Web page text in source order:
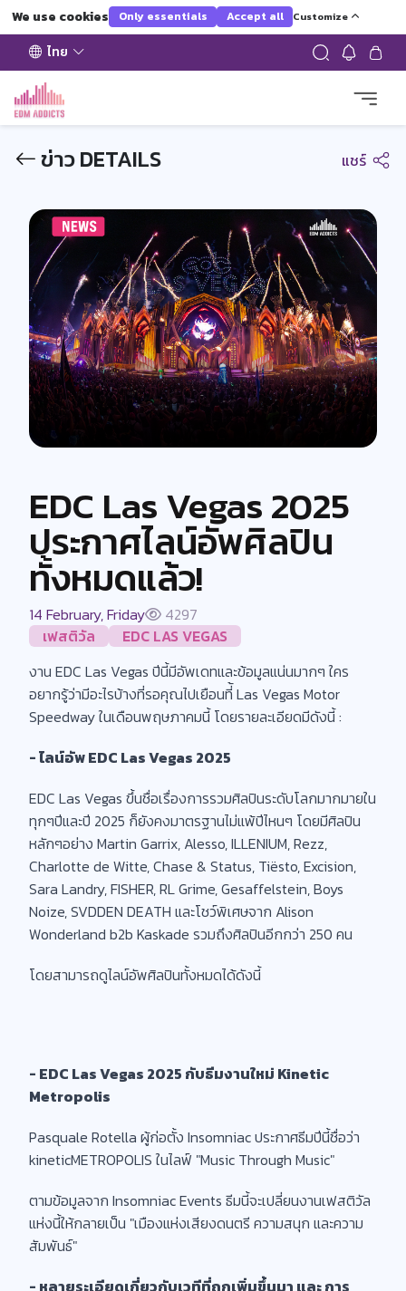
We use cookies Only essentials Accept all Customize
ไทย
ข่าว DETAILS แชร์
EDC Las Vegas 2025
ประกาศไลน์อัพศิลปิน
ทั้งหมดแล้ว!
14 February, Friday
4297
เฟสติวัล
EDC LAS VEGAS
งาน EDC Las Vegas ปีนี้มีอัพเดทและข้อมูลแน่นมากๆ ใคร
อยากรู้ว่ามีอะไรบ้างที่รอคุณไปเยือนที่้ Las Vegas Motor
Speedway ในเดือนพฤษภาคมนี้ โดยรายละเอียดมีดังนี้ :
- ไลน์อัพ EDC Las Vegas 2025
EDC Las Vegas ขึ้นชื่อเรื่องการรวมศิลปินระดับโลกมากมายใน
ทุกๆปีและปี 2025 ก็ยังคงมาตรฐานไม่แพ้ปีไหนๆ โดยมีศิลปิน
หลักๆอย่าง Martin Garrix, Alesso, ILLENIUM, Rezz,
Charlotte de Witte, Chase & Status, Tiësto, Excision,
Sara Landry, FISHER, RL Grime, Gesaffelstein, Boys
Noize, SVDDEN DEATH และโชว์พิเศษจาก Alison
Wonderland b2b Kaskade รวมถึงศิลปินอีกกว่า 250 คน
โดยสามารถดูไลน์อัพศิลปินทั้งหมดได้ดังนี้
- EDC Las Vegas 2025 กับธีมงานใหม่ Kinetic
Metropolis
Pasquale Rotella ผู้ก่อตั้ง Insomniac ประกาศธีมปีนี้ชื่อว่า
kineticMETROPOLIS ในไลฟ์ "Music Through Music"
ตามข้อมูลจาก Insomniac Events ธีมนี้จะเปลี่ยนงานเฟสติวัล
แห่งนี้ให้กลายเป็น "เมืองแห่งเสียงดนตรี ความสนุก และความ
สัมพันธ์"
- หลายระเอียดเกี่ยวกับเวทีที่ถูกเพิ่มขึ้นมา และ การ